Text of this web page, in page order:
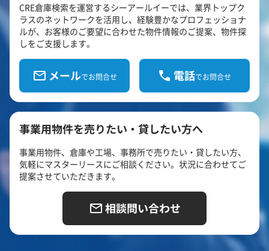
CRE倉庫検索を運営するシーアールイーでは、業界トップク
ラスのネットワークを活用し、経験豊かなプロフェッショナ
ルが、お客様のご要望に合わせた物件情報のご提案、物件探
しをご支援します。
メールでお問合せ 電話でお問合せ
事業用物件を売りたい・貸したい方へ
事業用物件、倉庫や工場、事務所で売りたい・貸したい方、
気軽にマスターリースにご相談ください。状況に合わせてご
提案させていただきます。
相談問い合わせ